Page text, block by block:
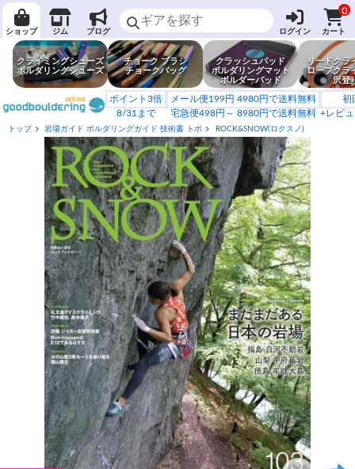
ショップ ジム ブログ ログイン
0
カート
クライミングシューズ
ボルダリングシューズ
チョーク ブラシ
チョークバッグ
クラッシュパッド
ボルダリングマット
ボルダーパッド
リードクラ
ロープクラ
沢登
ポイント3倍
8/31まで
メール便199円 4980円で送料無料
宅急便498円～ 8980円で送料無料
初
+レビ
トップ 岩場ガイド ボルダリングガイド 技術書 トポ ROCK&SNOW(ロクスノ)